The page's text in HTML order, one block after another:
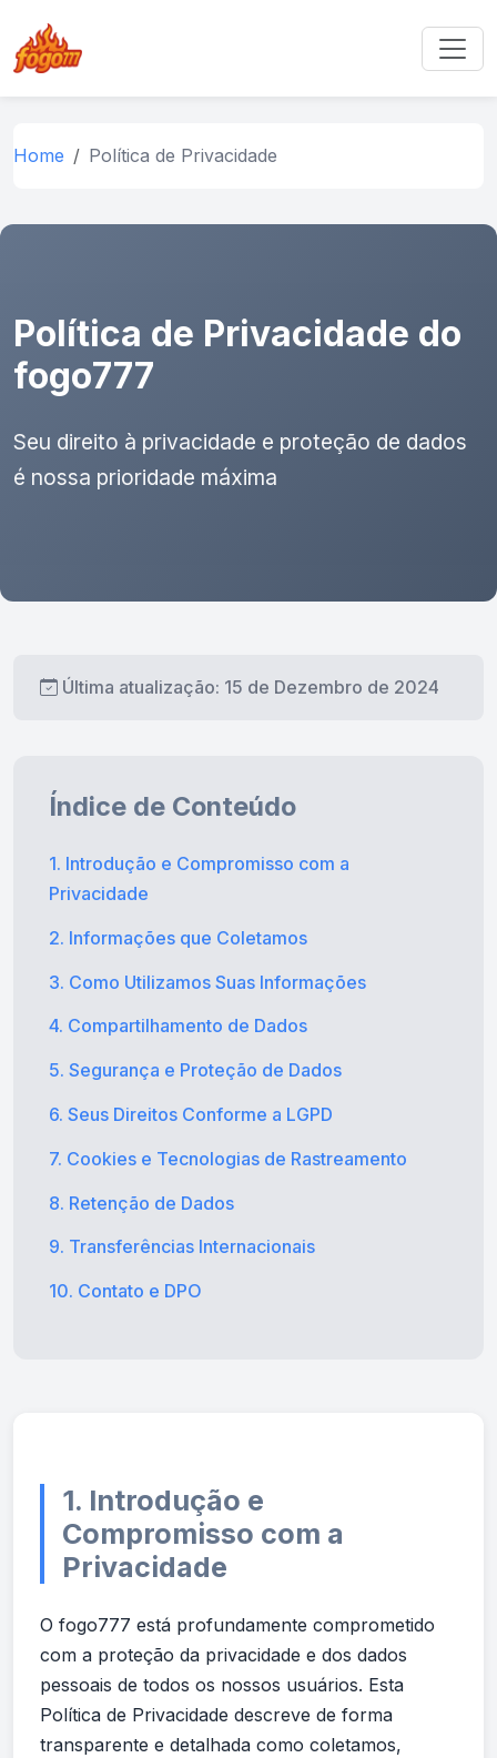
Home Política de Privacidade
Política de Privacidade do
fogo777
Seu direito à privacidade e proteção de dados
é nossa prioridade máxima
Última atualização: 15 de Dezembro de 2024
Índice de Conteúdo
1. Introdução e Compromisso com a
Privacidade
2. Informações que Coletamos
3. Como Utilizamos Suas Informações
4. Compartilhamento de Dados
5. Segurança e Proteção de Dados
6. Seus Direitos Conforme a LGPD
7. Cookies e Tecnologias de Rastreamento
8. Retenção de Dados
9. Transferências Internacionais
10. Contato e DPO
1. Introdução e
Compromisso com a
Privacidade
O fogo777 está profundamente comprometido
com a proteção da privacidade e dos dados
pessoais de todos os nossos usuários. Esta
Política de Privacidade descreve de forma
transparente e detalhada como coletamos,